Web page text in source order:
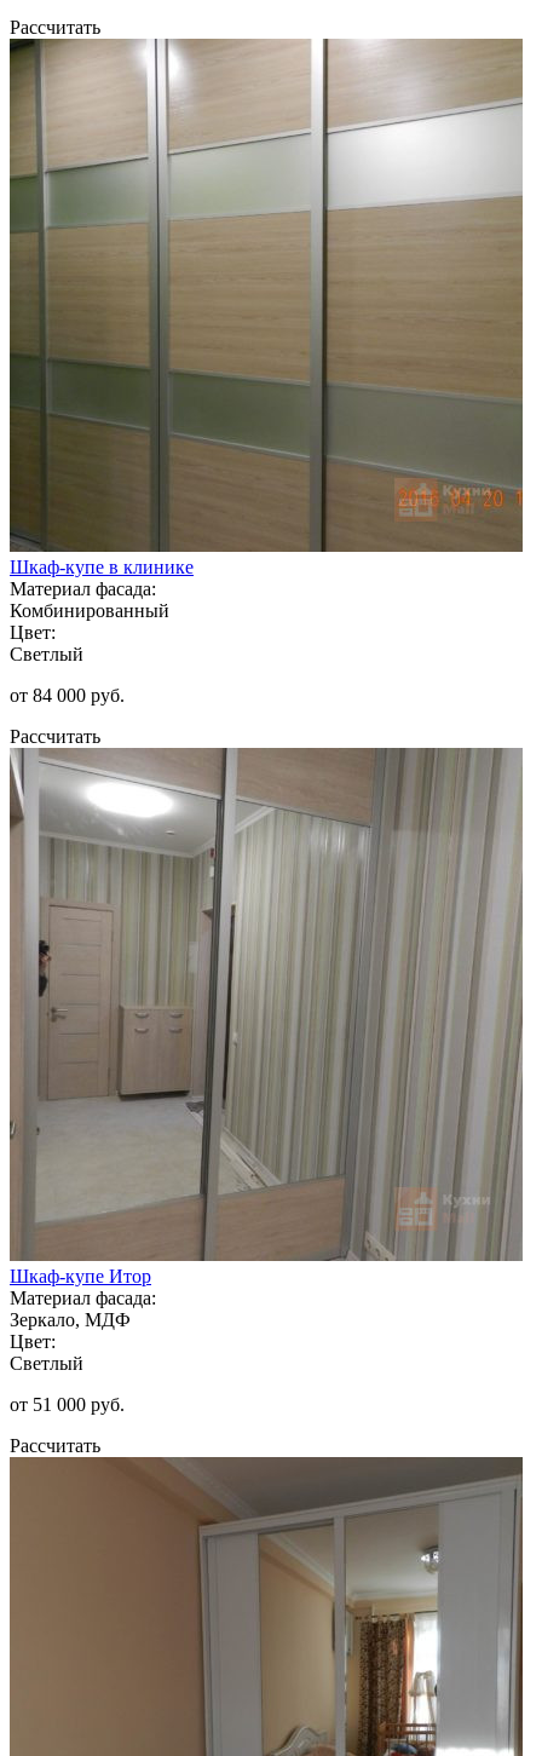
Рассчитать
Шкаф-купе в клинике
Материал фасада:
Комбинированный
Цвет:
Светлый
от 84 000 руб.
Рассчитать
Шкаф-купе Итор
Материал фасада:
Зеркало, МДФ
Цвет:
Светлый
от 51 000 руб.
Рассчитать